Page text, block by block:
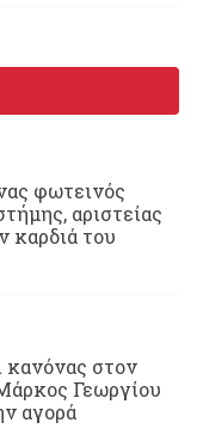
φωτεινός
αριστείας
καρδιά του
στον
Γεωργίου
αγορά